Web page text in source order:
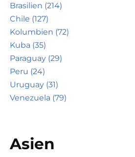
Brasilien (214)
Chile (127)
Kolumbien (72)
Kuba (35)
Paraguay (29)
Peru (24)
Uruguay (31)
Venezuela (79)
Asien